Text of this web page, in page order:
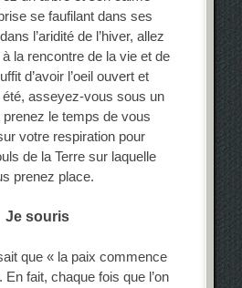
se faufilant dans ses
l’aridité de l’hiver, allez
la rencontre de la vie et de
d’avoir l’oeil ouvert et
été, asseyez-vous sous un
le temps de vous
votre respiration pour
de la Terre sur laquelle
prenez place.
Je souris
que « la paix commence
En fait, chaque fois que l’on